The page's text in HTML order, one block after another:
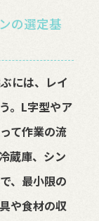
の選定基
には、レイ
。L字型やア
て作業の流
蔵庫、シン
、最小限の
や食材の収